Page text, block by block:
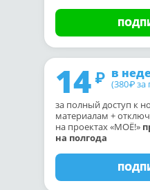
14 в
(380₽ за
за полный доступ к
материалам +
на проектах «МОЁ!»
на полгода